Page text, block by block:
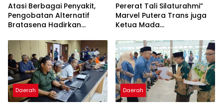
Atasi Berbagai Penyakit,
Pengobatan Alternatif
Bratasena Hadirkan
Doa, dan Herbal
Pererat Tali Silaturahmi”
Marvel Putera Trans juga
Ketua Mada
Acara Halal Bihalal
Bersama Warga
Burangkeng Dan tokoh
Daerah Daerah